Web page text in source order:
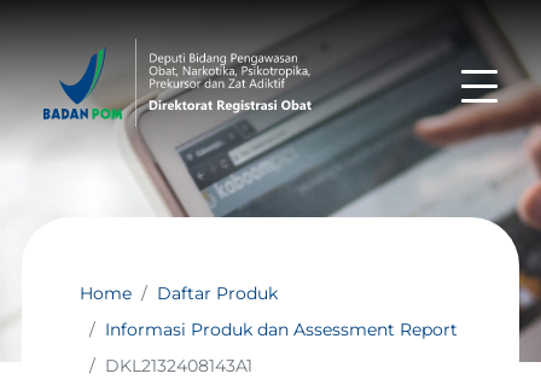
Home
Daftar Produk
Informasi Produk dan Assessment Report
DKL2132408143A1